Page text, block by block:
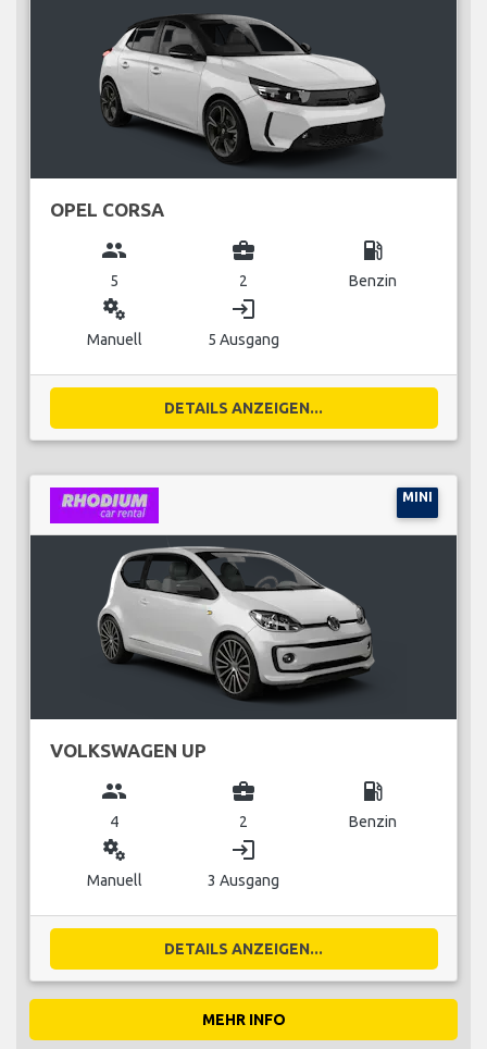
OPEL CORSA
group
5
business_center
2
local_gas_station
Benzin
miscellaneous_services
Manuell
login
5 Ausgang
DETAILS ANZEIGEN...
MINI
VOLKSWAGEN UP
group
4
business_center
2
local_gas_station
Benzin
miscellaneous_services
Manuell
login
3 Ausgang
DETAILS ANZEIGEN...
MEHR INFO